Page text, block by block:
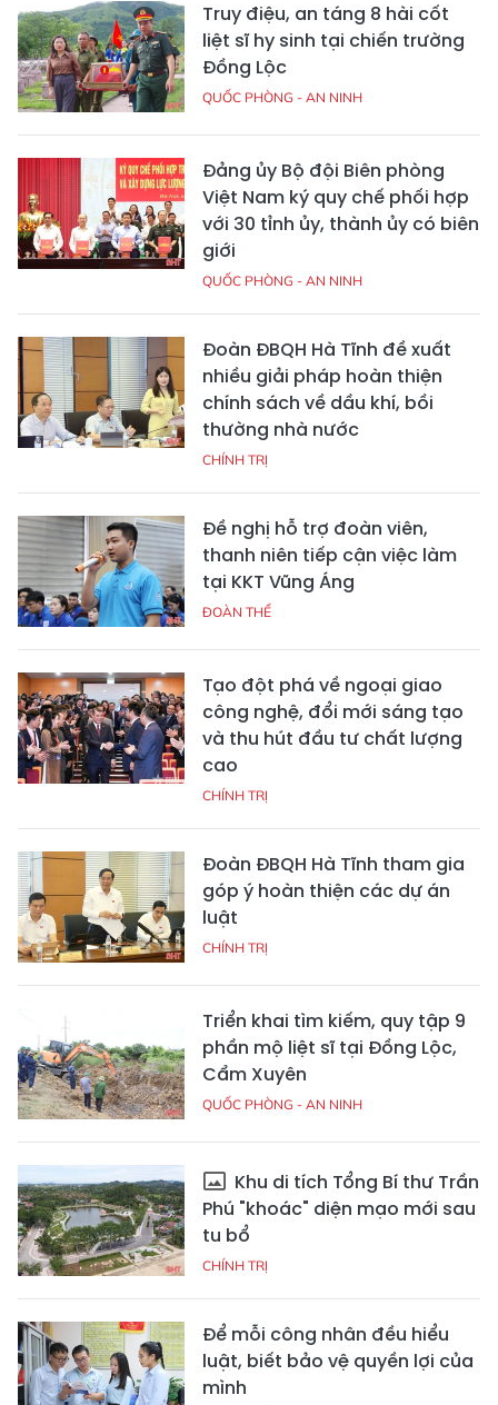
Truy điệu, an táng 8 hài cốt
liệt sĩ hy sinh tại chiến trường
Đồng Lộc
QUỐC PHÒNG - AN NINH
Đảng ủy Bộ đội Biên phòng
Việt Nam ký quy chế phối hợp
với 30 tỉnh ủy, thành ủy có biên
giới
QUỐC PHÒNG - AN NINH
Đoàn ĐBQH Hà Tĩnh đề xuất
nhiều giải pháp hoàn thiện
chính sách về dầu khí, bồi
thường nhà nước
CHÍNH TRỊ
Đề nghị hỗ trợ đoàn viên,
thanh niên tiếp cận việc làm
tại KKT Vũng Áng
ĐOÀN THỂ
Tạo đột phá về ngoại giao
công nghệ, đổi mới sáng tạo
và thu hút đầu tư chất lượng
cao
CHÍNH TRỊ
Đoàn ĐBQH Hà Tĩnh tham gia
góp ý hoàn thiện các dự án
luật
CHÍNH TRỊ
Triển khai tìm kiếm, quy tập 9
phần mộ liệt sĩ tại Đồng Lộc,
Cẩm Xuyên
QUỐC PHÒNG - AN NINH
Khu di tích Tổng Bí thư Trần
Phú "khoác" diện mạo mới sau
tu bổ
CHÍNH TRỊ
Để mỗi công nhân đều hiểu
luật, biết bảo vệ quyền lợi của
mình